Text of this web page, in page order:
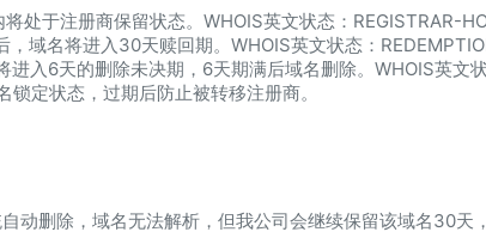
处于注册商保留状态。WHOIS英文状态：REGISTRAR-
域名将进入30天赎回期。WHOIS英文状态：
入6天的删除未决期，6天期满后域名删除。WHOIS英文状
定状态，过期后防止被转移注册商。
动删除，域名无法解析，但我公司会继续保留该域名30天